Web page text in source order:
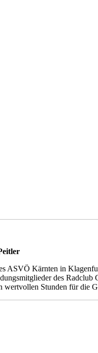
ASVÖ Kärnten in
des
wertvollen Stunden für die